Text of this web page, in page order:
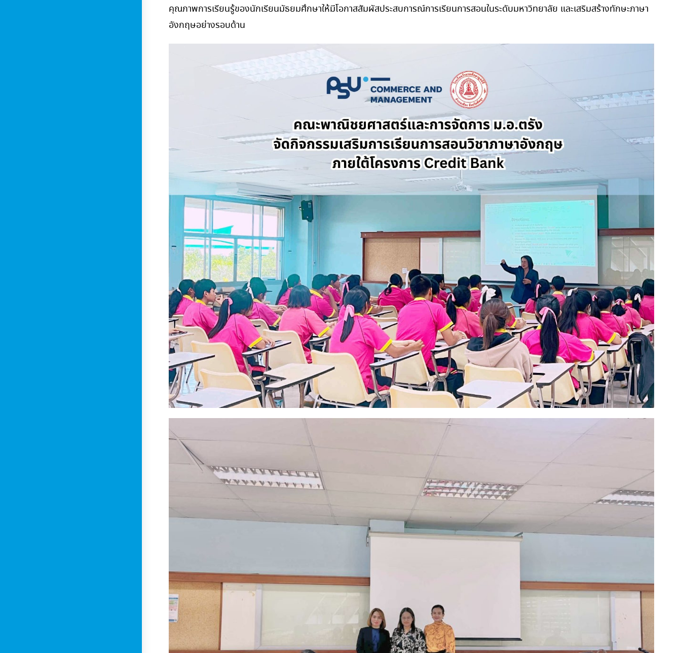
คุณภาพการเรียนรู้ของนักเรียนมัธยมศึกษาให้มีโอกาสสัมผัสประสบการณ์การเรียนการสอนในระดับมหาวิทยาลัย และเสริมสร้างทักษะภาษา
อังกฤษอย่างรอบด้าน